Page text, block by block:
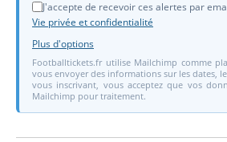
J'accepte de recevoir ces alertes par
Vie privée et confidentialité
Plus d'options
Footballtickets.fr utilise Mailchimp comme
vous envoyer des informations sur les dates,
vous inscrivant, vous acceptez que vos
Mailchimp pour traitement.